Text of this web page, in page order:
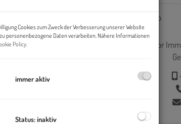
Senior
Cookies zum Zweck der Verbesserung unserer Website
personenbezogene Daten verarbeiten. Nähere Informationen
Policy.
immer aktiv
Status: inaktiv